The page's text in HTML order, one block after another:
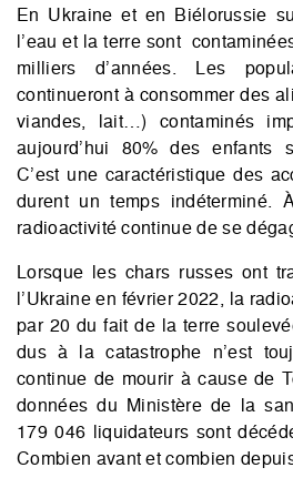
En Ukraine et en Biélorussie
l’eau et la terre sont
milliers d’années. Les
continueront à consommer des
viandes, lait…) contaminés
aujourd’hui 80% des enfants
C’est une caractéristique des
durent un temps indéterminé.
radioactivité continue de se
Lorsque les chars russes ont
l’Ukraine en février 2022, la
par 20 du fait de la terre
dus à la catastrophe n’est
continue de mourir à cause de
données du Ministère de la
179 046 liquidateurs sont
Combien avant et combien